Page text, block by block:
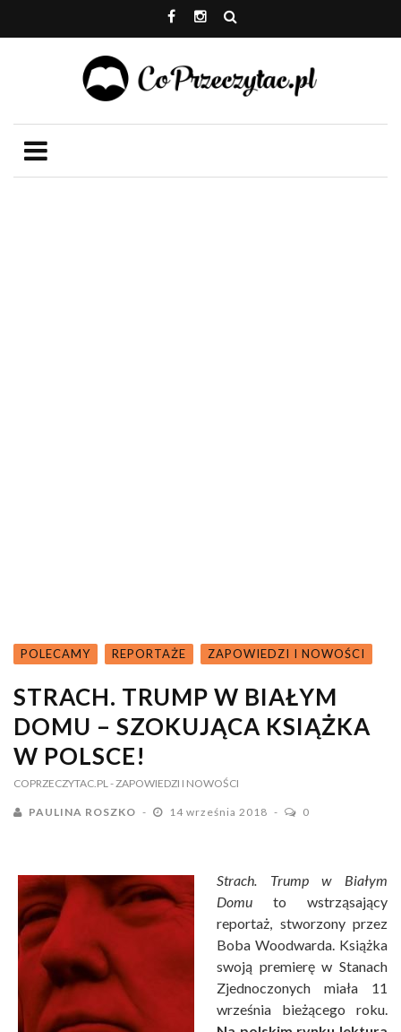
POLECAMY REPORTAŻE ZAPOWIEDZI I NOWOŚCI
STRACH. TRUMP W BIAŁYM
DOMU – SZOKUJĄCA KSIĄŻKA
W POLSCE!
COPRZECZYTAC.PL - ZAPOWIEDZI I NOWOŚCI
PAULINA ROSZKO 14 września 2018 0
Strach. Trump w Białym
Domu to wstrząsający
reportaż, stworzony przez
Boba Woodwarda. Książka
swoją premierę w Stanach
Zjednoczonych miała 11
września bieżącego roku.